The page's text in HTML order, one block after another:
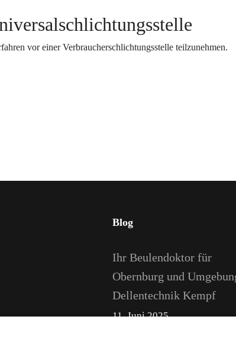
vor einer Verbraucherschlichtungsstelle teilzunehmen.
Blog
Ihr Beulendoktor für
Obernburg und
Dellentechnik Kempf
11. Juni 2025